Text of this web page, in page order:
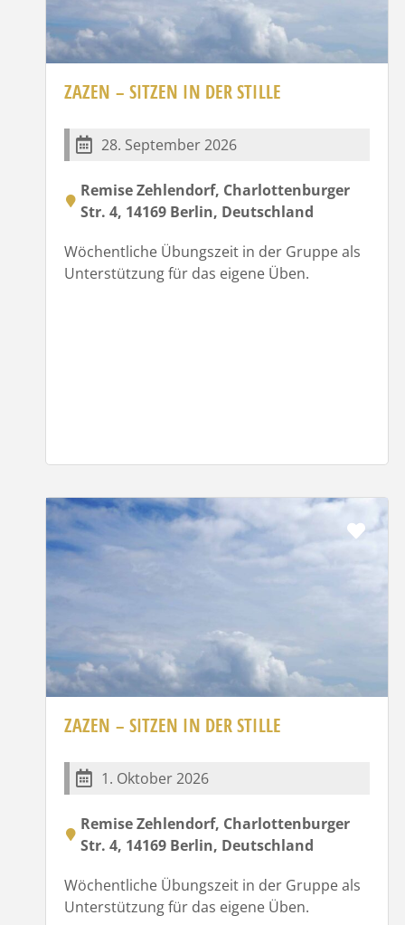
ZAZEN – SITZEN IN DER STILLE
28. September 2026
Remise Zehlendorf, Charlottenburger
Str. 4, 14169 Berlin, Deutschland
Wöchentliche Übungszeit in der Gruppe als
Unterstützung für das eigene Üben.
ZAZEN – SITZEN IN DER STILLE
1. Oktober 2026
Remise Zehlendorf, Charlottenburger
Str. 4, 14169 Berlin, Deutschland
Wöchentliche Übungszeit in der Gruppe als
Unterstützung für das eigene Üben.